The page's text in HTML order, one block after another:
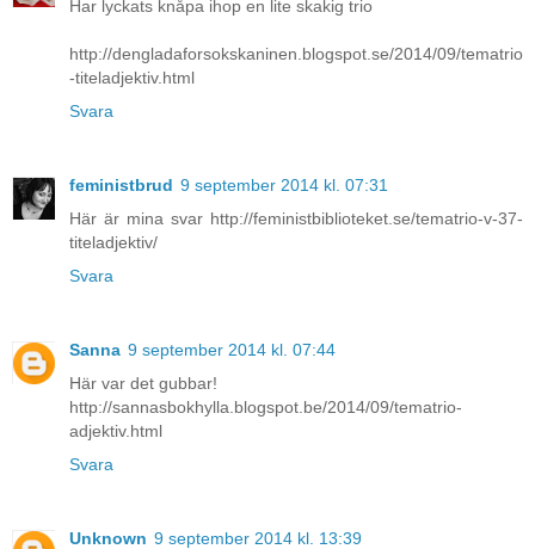
Har lyckats knåpa ihop en lite skakig trio
http://dengladaforsokskaninen.blogspot.se/2014/09/tematrio
-titeladjektiv.html
Svara
feministbrud 9 september 2014 kl. 07:31
Här är mina svar http://feministbiblioteket.se/tematrio-v-37-
titeladjektiv/
Svara
Sanna 9 september 2014 kl. 07:44
Här var det gubbar!
http://sannasbokhylla.blogspot.be/2014/09/tematrio-
adjektiv.html
Svara
Unknown 9 september 2014 kl. 13:39